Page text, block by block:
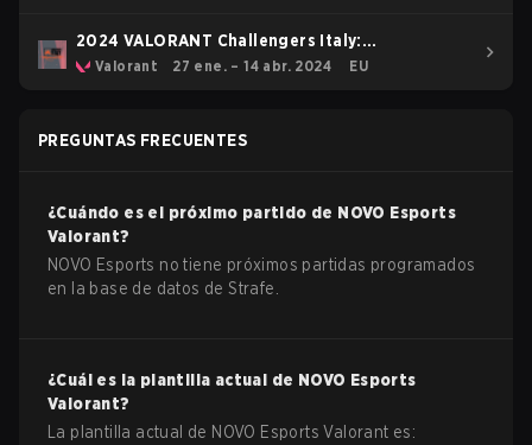
2024 VALORANT Challengers Italy:
Rinascimento Split 1
Valorant 27 ene. – 14 abr. 2024 EU
PREGUNTAS FRECUENTES
¿Cuándo es el próximo partido de NOVO Esports
Valorant?
NOVO Esports no tiene próximos partidas programados
en la base de datos de Strafe.
¿Cuál es la plantilla actual de NOVO Esports
Valorant?
La plantilla actual de NOVO Esports Valorant es: